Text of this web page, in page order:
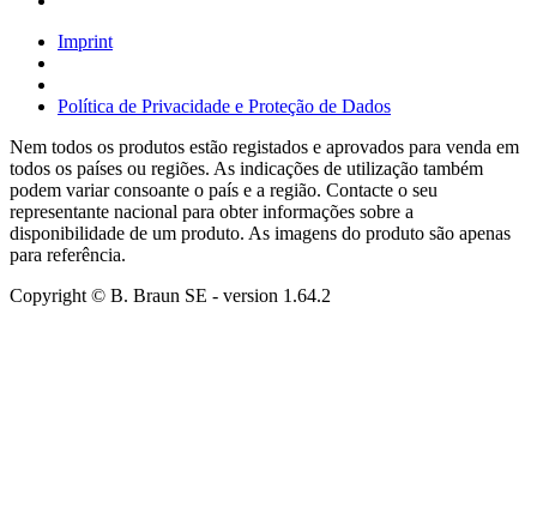
Imprint
Política de Privacidade e Proteção de Dados
Nem todos os produtos estão registados e aprovados para venda em
todos os países ou regiões. As indicações de utilização também
podem variar consoante o país e a região. Contacte o seu
representante nacional para obter informações sobre a
disponibilidade de um produto. As imagens do produto são apenas
para referência.
Copyright © B. Braun SE - version 1.64.2